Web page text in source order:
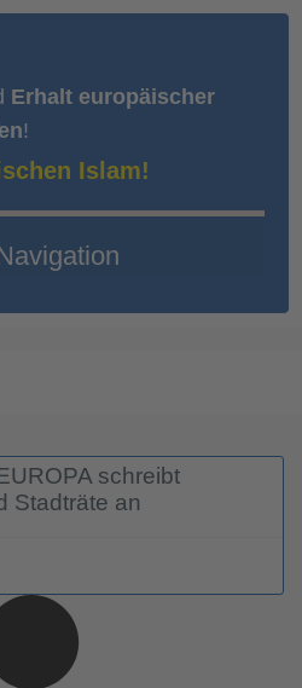
Erhalt europäischer
!
Islam!
schreibt
Stadträte an